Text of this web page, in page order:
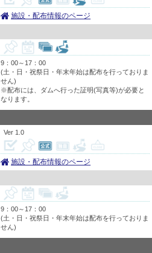
施設・配布情報のページ
9：00～17：00
(土・日・祝祭日・年末年始は配布を行っておりま
せん)
※配布には、ダムへ行った証明(写真等)が必要と
なります。
1.0
施設・配布情報のページ
9：00～17：00
(土・日・祝祭日・年末年始は配布を行っておりま
せん)